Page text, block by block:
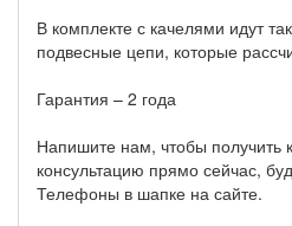
В комплекте с качелями идут
подвесные цепи, которые
Гарантия – 2 года
Напишите нам, чтобы получить
консультацию прямо сейчас,
Телефоны в шапке на сайте.